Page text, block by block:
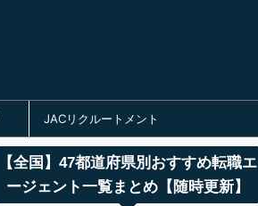
JACリクルートメント
【全国】47都道府県別おすすめ転職エ
ージェント一覧まとめ【随時更新】